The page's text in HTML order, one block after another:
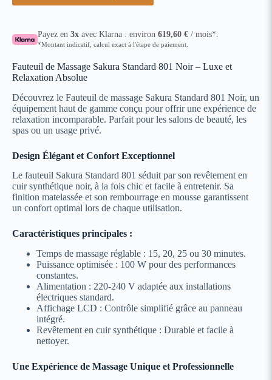
Payez en3x avec Klarna : environ619,60€ / mois*.
*Montant indicatif, calcul exact à l'étape de paiement.
Fauteuil de Massage Sakura Standard 801 Noir – Luxe et
Relaxation Absolue
Découvrez le Fauteuil de massage Sakura Standard 801 Noir, un
équipement haut de gamme conçu pour offrir une expérience de
relaxation incomparable. Parfait pour les salons de beauté, les
spas ou un usage privé.
Design Élégant et Confort Exceptionnel
Le fauteuil Sakura Standard 801 séduit par son revêtement en
cuir synthétique noir, à la fois chic et facile à entretenir. Sa
finition matelassée et son rembourrage en mousse garantissent
un confort optimal lors de chaque utilisation.
Caractéristiques principales :
Temps de massage réglable : 15, 20, 25 ou 30 minutes.
Puissance optimisée : 100 W pour des performances
constantes.
Alimentation : 220-240 V adaptée aux installations
électriques standard.
Affichage LCD : Contrôle simplifié grâce au panneau
intégré.
Revêtement en cuir synthétique : Durable et facile à
nettoyer.
Une Expérience de Massage Unique et Professionnelle